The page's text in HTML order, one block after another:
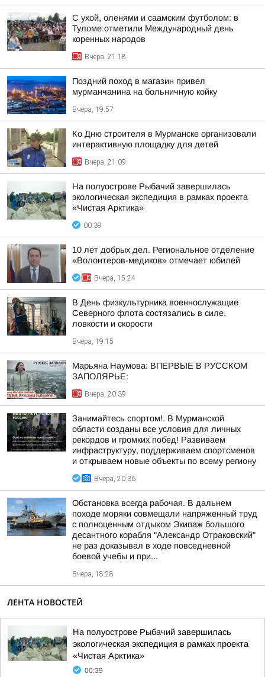
С ухой, оленями и саамским футболом: в
Туломе отметили Международный день
коренных народов
Вчера, 21:18
Поздний поход в магазин привел
мурманчанина на больничную койку
Вчера, 19:57
Ко Дню строителя в Мурманске организовали
интерактивную площадку для детей
Вчера, 21:09
На полуострове Рыбачий завершилась
экологическая экспедиция в рамках проекта
«Чистая Арктика»
00:39
10 лет добрых дел. Региональное отделение
«Волонтеров-медиков» отмечает юбилей
Вчера, 15:24
В День физкультурника военнослужащие
Северного флота состязались в силе,
ловкости и скорости
Вчера, 19:15
Марьяна Наумова: ВПЕРВЫЕ В РУССКОМ
ЗАПОЛЯРЬЕ:
Вчера, 20:39
Занимайтесь спортом!. В Мурманской
области созданы все условия для личных
рекордов и громких побед! Развиваем
инфраструктуру, поддерживаем спортсменов
и открываем новые объекты по всему региону
Вчера, 20:36
Обстановка всегда рабочая. В дальнем
походе моряки совмещали напряженный труд
с полноценным отдыхом Экипаж большого
десантного корабля "Александр Отраковский"
не раз доказывал в ходе повседневной
боевой учебы и при...
Вчера, 18:28
ЛЕНТА НОВОСТЕЙ
На полуострове Рыбачий завершилась
экологическая экспедиция в рамках проекта
«Чистая Арктика»
00:39